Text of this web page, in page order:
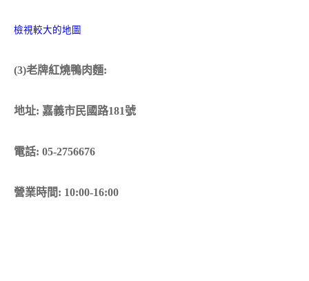
檢視較大的地圖
(3)老牌紅燒鴨肉麵:
地址: 嘉義市民國路181號
電話: 05-2756676
營業時間: 10:00-16:00